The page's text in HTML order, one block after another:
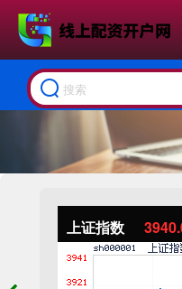
上证指数